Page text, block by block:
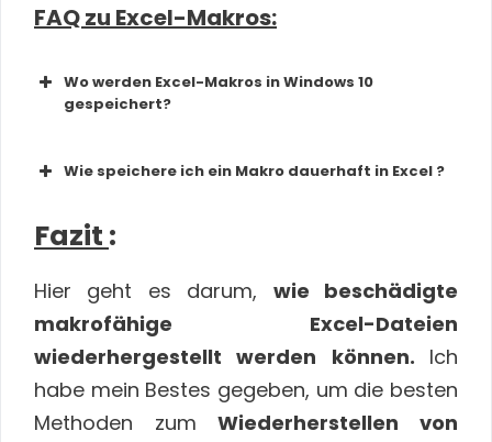
FAQ zu Excel-Makros:
Wo werden Excel-Makros in Windows 10
gespeichert?
\ AppData \ Local \ Microsoft \ Excel
\ XLStart
Wie speichere ich ein Makro dauerhaft in Excel ?
Speichern Sie ein Makro in Ihrer
Fazit :
Hier geht es darum, wie beschädigte
makrofähige Excel-Dateien
wiederhergestellt werden können. Ich
habe mein Bestes gegeben, um die besten
Methoden zumWiederherstellen von